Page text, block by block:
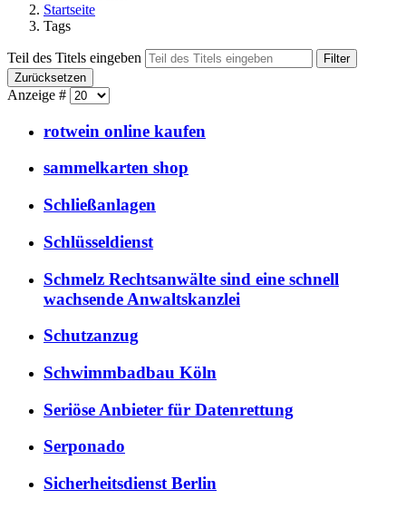
Startseite
Tags
Teil des Titels eingeben
Filter
Zurücksetzen
Anzeige #
rotwein online kaufen
sammelkarten shop
Schließanlagen
Schlüsseldienst
Schmelz Rechtsanwälte sind eine schnell
wachsende Anwaltskanzlei
Schutzanzug
Schwimmbadbau Köln
Seriöse Anbieter für Datenrettung
Serponado
Sicherheitsdienst Berlin